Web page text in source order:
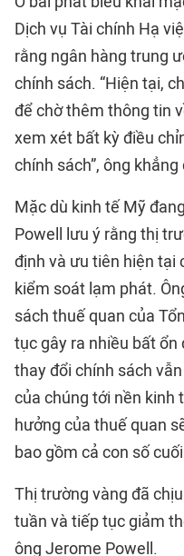
Dịch vụ Tài chính Hạ
rằng ngân hàng trung
chính sách. “Hiện tại,
để chờ thêm thông tin
xem xét bất kỳ điều
chính sách”, ông khẳng
Mặc dù kinh tế Mỹ
Powell lưu ý rằng thị
định và ưu tiên hiện tại
kiểm soát lạm phát.
sách thuế quan của
tục gây ra nhiều bất ổn
thay đổi chính sách
của chúng tới nền kinh
hưởng của thuế quan
bao gồm cả con số
Thị trường vàng đã
tuần và tiếp tục giảm
ông Jerome Powell.